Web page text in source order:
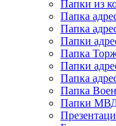
Папки из
Папка
Папка
Папки
Папка
Папки
Папка
Папка
Папки